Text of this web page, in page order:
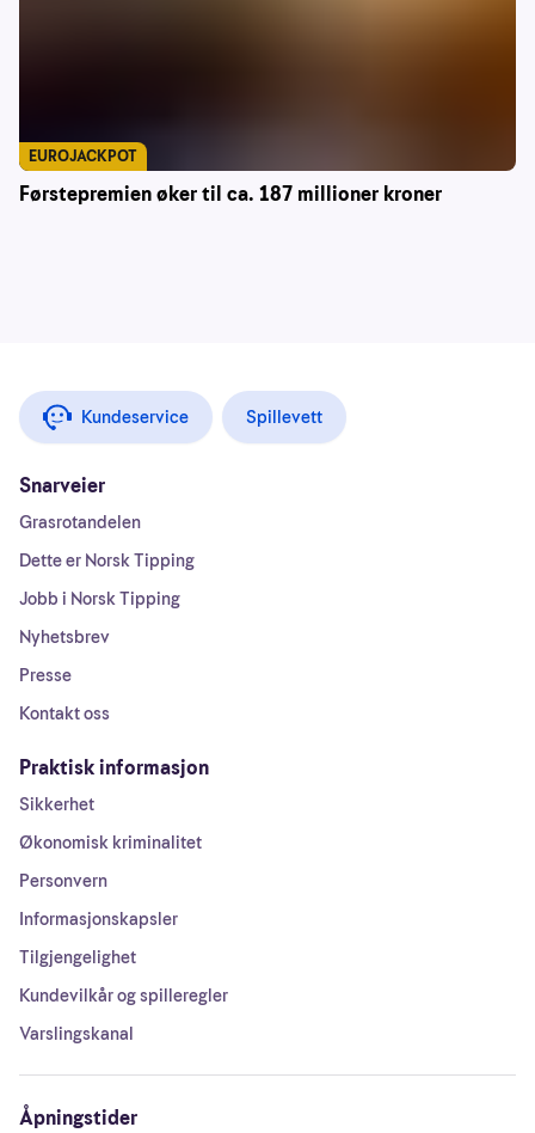
Førstepremien øker til ca. 187 millioner kroner
EUROJACKPOT
Kundeservice Spillevett
Snarveier
Grasrotandelen
Dette er Norsk Tipping
Jobb i Norsk Tipping
Nyhetsbrev
Presse
Kontakt oss
Praktisk informasjon
Sikkerhet
Økonomisk kriminalitet
Personvern
Informasjonskapsler
Tilgjengelighet
Kundevilkår og spilleregler
Varslingskanal
Åpningstider